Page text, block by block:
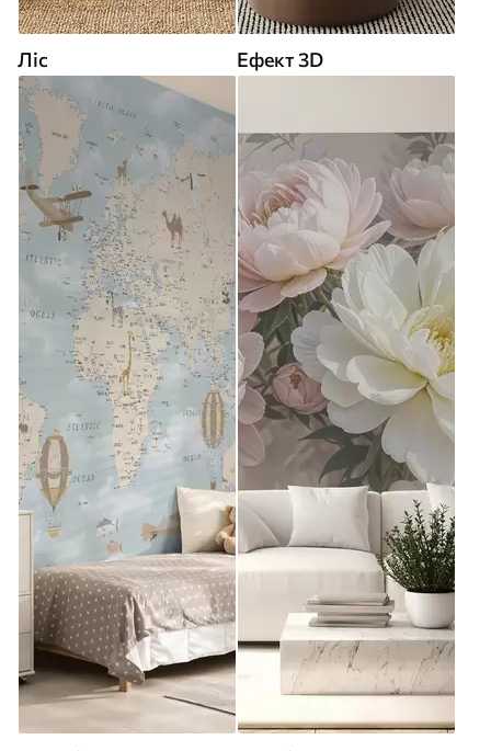
Ліс Ефект 3D